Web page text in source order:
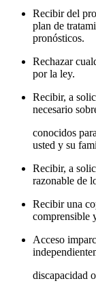
Recibir del
plan de
pronósticos.
Rechazar
por la ley.
Recibir, a
necesario
conocidos
usted y su
Recibir, a
razonable de
Recibir una
comprensible
Acceso
discapacidad